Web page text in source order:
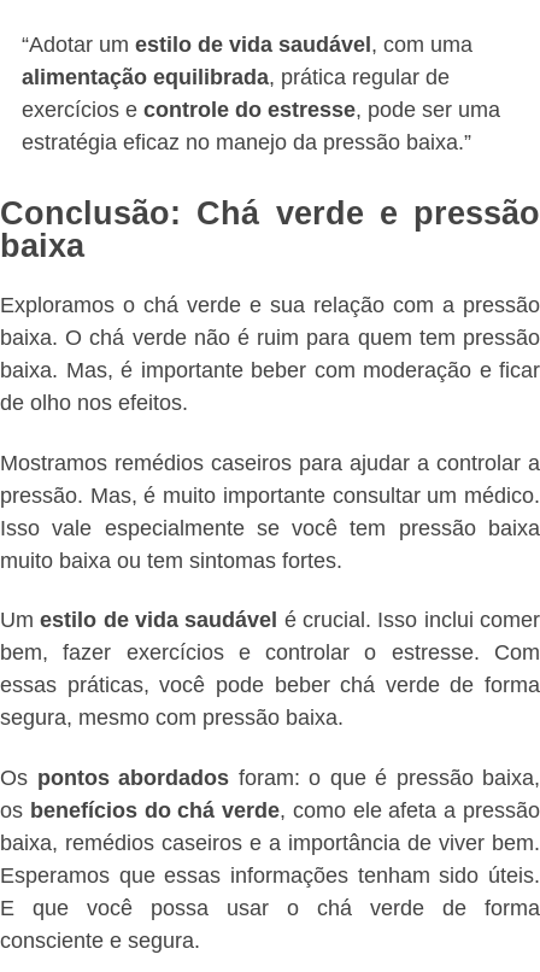
“Adotar um estilo de vida saudável, com uma
alimentação equilibrada, prática regular de
exercícios e controle do estresse, pode ser uma
estratégia eficaz no manejo da pressão baixa.”
Conclusão: Chá verde e pressão
baixa
Exploramos o chá verde e sua relação com a pressão
baixa. O chá verde não é ruim para quem tem pressão
baixa. Mas, é importante beber com moderação e ficar
de olho nos efeitos.
Mostramos remédios caseiros para ajudar a controlar a
pressão. Mas, é muito importante consultar um médico.
Isso vale especialmente se você tem pressão baixa
muito baixa ou tem sintomas fortes.
Umestilo de vida saudável é crucial. Isso inclui comer
bem, fazer exercícios e controlar o estresse. Com
essas práticas, você pode beber chá verde de forma
segura, mesmo com pressão baixa.
Os pontos abordados foram: o que é pressão baixa,
os benefícios do chá verde, como ele afeta a pressão
baixa, remédios caseiros e a importância de viver bem.
Esperamos que essas informações tenham sido úteis.
E que você possa usar o chá verde de forma
consciente e segura.